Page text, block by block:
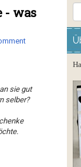
- was
sie gut
selber?